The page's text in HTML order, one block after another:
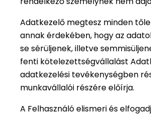
Adatkezelő megtesz minden
annak érdekében, hogy az
se sérüljenek, illetve
fenti kötelezettségvállalást
adatkezelési tevékenységben
munkavállalói részére előírja.
A Felhasználó elismeri és